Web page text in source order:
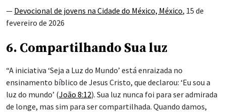
— Devocional de jovens na Cidade do México, México, 15 de
fevereiro de 2026
6. Compartilhando Sua luz
“A iniciativa ‘Seja a Luz do Mundo’ está enraizada no
ensinamento bíblico de Jesus Cristo, que declarou: ‘Eu sou a
luz do mundo’ (João 8:12). Sua luz nunca foi para ser admirada
de longe, mas sim para ser compartilhada. Quando damos,